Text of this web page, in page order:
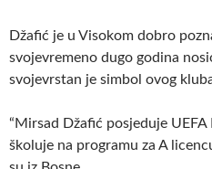
Džafić je u Visokom dobro
svojevremeno dugo godina
svojevrstan je simbol ovog
“Mirsad Džafić posjeduje
školuje na programu za A